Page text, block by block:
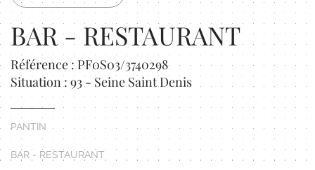
BAR - RESTAURANT
Référence : PF0S03/3740298
Situation : 93 - Seine Saint Denis
PANTIN
BAR - RESTAURANT